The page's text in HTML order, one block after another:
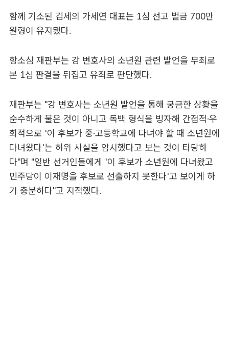
함께 기소된 김세의 가세연 대표는 1심 선고 벌금 700만
원형이 유지됐다.
항소심 재판부는 강 변호사의 소년원 관련 발언을 무죄로
본 1심 판결을 뒤집고 유죄로 판단했다.
재판부는 "강 변호사는 소년원 발언을 통해 궁금한 상황을
순수하게 물은 것이 아니고 독백 형식을 빙자해 간접적·우
회적으로 '이 후보가 중·고등학교에 다녀야 할 때 소년원에
다녀왔다'는 허위 사실을 암시했다고 보는 것이 타당하
다"며 "일반 선거인들에게 '이 후보가 소년원에 다녀왔고
민주당이 이재명을 후보로 선출하지 못한다'고 보이게 하
기 충분하다"고 지적했다.